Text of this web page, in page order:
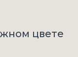
цвете